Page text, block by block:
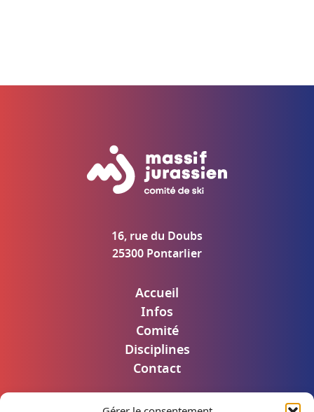
16, rue du Doubs
25300 Pontarlier
Accueil
Infos
Comité
Disciplines
Contact